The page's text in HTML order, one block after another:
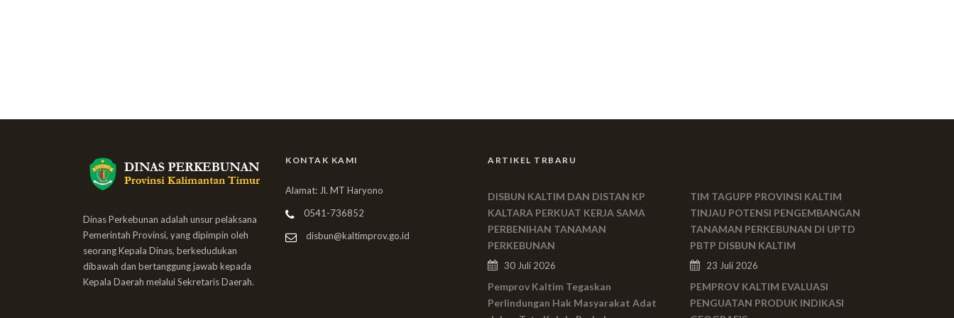
Dinas Perkebunan adalah unsur pelaksana
Pemerintah Provinsi, yang dipimpin oleh
seorang Kepala Dinas, berkedudukan
dibawah dan bertanggung jawab kepada
Kepala Daerah melalui Sekretaris Daerah.
KONTAK KAMI
Alamat: Jl. MT Haryono
0541-736852
disbun@kaltimprov.go.id
ARTIKEL TRBARU
DISBUN KALTIM DAN DISTAN KP
KALTARA PERKUAT KERJA SAMA
PERBENIHAN TANAMAN
PERKEBUNAN
30 Juli 2026
Pemprov Kaltim Tegaskan
Perlindungan Hak Masyarakat Adat
TIM TAGUPP PROVINSI KALTIM
TINJAU POTENSI PENGEMBANGAN
TANAMAN PERKEBUNAN DI UPTD
PBTP DISBUN KALTIM
23 Juli 2026
PEMPROV KALTIM EVALUASI
PENGUATAN PRODUK INDIKASI